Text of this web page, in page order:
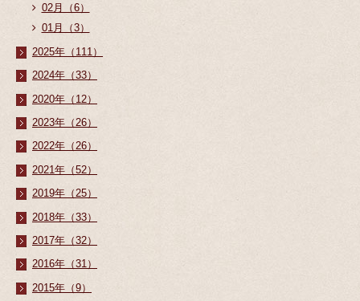
02月（6）
01月（3）
2025年（111）
2024年（33）
2020年（12）
2023年（26）
2022年（26）
2021年（52）
2019年（25）
2018年（33）
2017年（32）
2016年（31）
2015年（9）